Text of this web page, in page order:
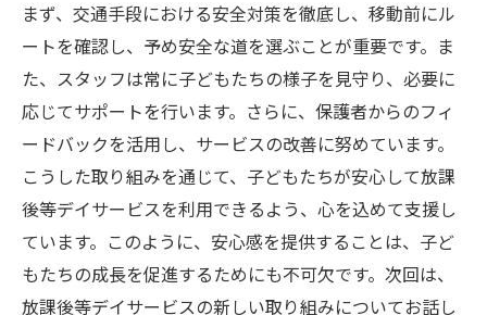
まず、交通手段における安全対策を徹底し、移動前にル
ートを確認し、予め安全な道を選ぶことが重要です。ま
た、スタッフは常に子どもたちの様子を見守り、必要に
応じてサポートを行います。さらに、保護者からのフィ
ードバックを活用し、サービスの改善に努めています。
こうした取り組みを通じて、子どもたちが安心して放課
後等デイサービスを利用できるよう、心を込めて支援し
ています。このように、安心感を提供することは、子ど
もたちの成長を促進するためにも不可欠です。次回は、
放課後等デイサービスの新しい取り組みについてお話し